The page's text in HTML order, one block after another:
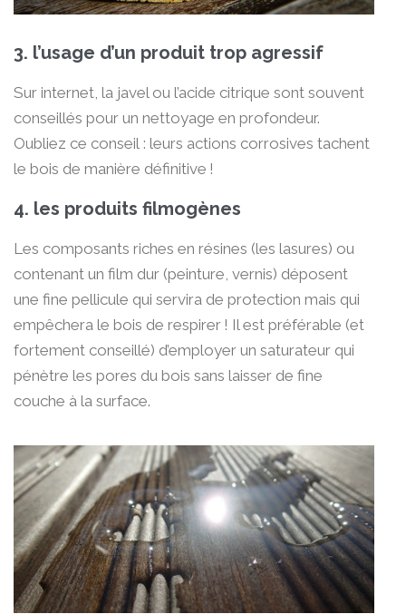
3. l’usage d’un produit trop agressif
Sur internet, la javel ou l’acide citrique sont souvent
conseillés pour un nettoyage en profondeur.
Oubliez ce conseil : leurs actions corrosives tachent
le bois de manière définitive !
4. les produits filmogènes
Les composants riches en résines (les lasures) ou
contenant un film dur (peinture, vernis) déposent
une fine pellicule qui servira de protection mais qui
empêchera le bois de respirer ! Il est préférable (et
fortement conseillé) d’employer un saturateur qui
pénètre les pores du bois sans laisser de fine
couche à la surface.